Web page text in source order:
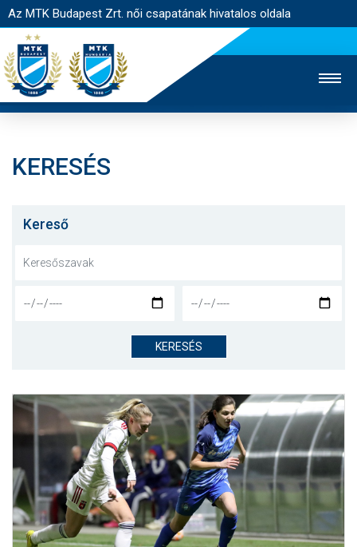
Az MTK Budapest Zrt. női csapatának hivatalos oldala
JEGYÉRTÉKESÍTÉS
NYITÓLAP
CSAPAT
JELENTKEZÉS
KLUB
GALÉRIA
SZURKOLÓI ÉLMÉNYEK
SAJTÓ
KERESÉS
Kereső
KERESÉS